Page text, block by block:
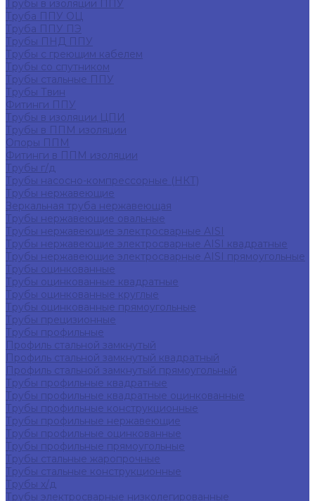
Трубы в изоляции ППУ
Труба ППУ ОЦ
Труба ППУ ПЭ
Трубы ПНД ППУ
Трубы с греющим кабелем
Трубы со спутником
Трубы стальные ППУ
Трубы Твин
Фитинги ППУ
Трубы в изоляции ЦПИ
Трубы в ППМ изоляции
Опоры ППМ
Фитинги в ППМ изоляции
Трубы г/д
Трубы насосно-компрессорные (НКТ)
Трубы нержавеющие
Зеркальная труба нержавеющая
Трубы нержавеющие овальные
Трубы нержавеющие электросварные AISI
Трубы нержавеющие электросварные AISI квадратные
Трубы нержавеющие электросварные AISI прямоугольные
Трубы оцинкованные
Трубы оцинкованные квадратные
Трубы оцинкованные круглые
Трубы оцинкованные прямоугольные
Трубы прецизионные
Трубы профильные
Профиль стальной замкнутый
Профиль стальной замкнутый квадратный
Профиль стальной замкнутый прямоугольный
Трубы профильные квадратные
Трубы профильные квадратные оцинкованные
Трубы профильные конструкционные
Трубы профильные нержавеющие
Трубы профильные оцинкованные
Трубы профильные прямоугольные
Трубы стальные жаропрочные
Трубы стальные конструкционные
Трубы х/д
Трубы электросварные низколегированные